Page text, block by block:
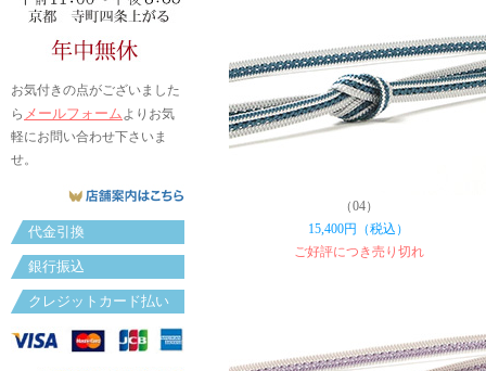
お気付きの点がございました
ら メールフォームよりお気
軽にお問い合わせ下さいま
せ。
代金引換
銀行振込
クレジットカード払い
（04）
15,400円（税込）
ご好評につき売り切れ